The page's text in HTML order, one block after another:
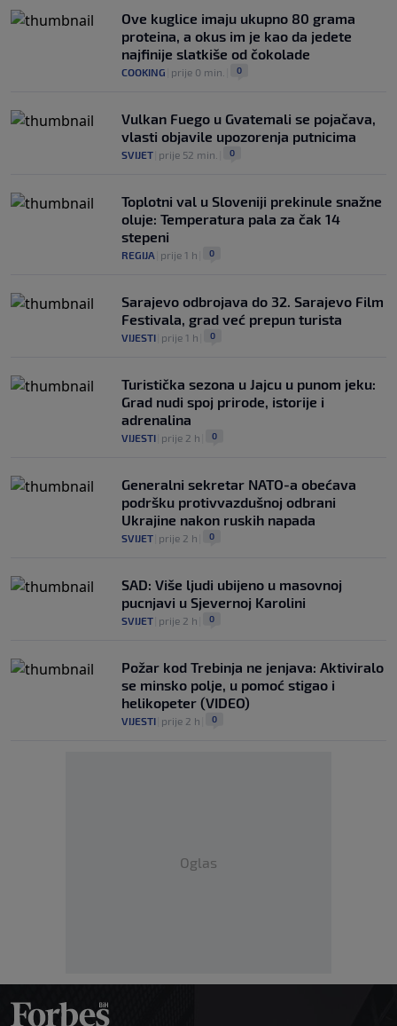
planova: Otkriveno šta je ponudio
Marokancima za podršku
NOGOMET |prije 2 h| 0
Ove kuglice imaju ukupno 80 grama
proteina, a okus im je kao da jedete
najfinije slatkiše od čokolade
COOKING prije 0 min. 0
Vulkan Fuego u Gvatemali se pojačava,
vlasti objavile upozorenja putnicima
SVIJET prije 52 min. 0
Toplotni val u Sloveniji prekinule snažne
oluje: Temperatura pala za čak 14
stepeni
REGIJA prije 1 h 0
Sarajevo odbrojava do 32. Sarajevo Film
Festivala, grad već prepun turista
VIJESTI prije 1 h 0
Turistička sezona u Jajcu u punom jeku:
Grad nudi spoj prirode, istorije i
adrenalina
VIJESTI prije 2 h 0
Generalni sekretar NATO-a obećava
podršku protivvazdušnoj odbrani
Ukrajine nakon ruskih napada
SVIJET prije 2 h 0
SAD: Više ljudi ubijeno u masovnoj
pucnjavi u Sjevernoj Karolini
SVIJET prije 2 h 0
Požar kod Trebinja ne jenjava: Aktiviralo
se minsko polje, u pomoć stigao i
helikopeter (VIDEO)
VIJESTI prije 2 h 0
Oglas